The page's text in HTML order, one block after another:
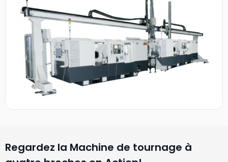
Regardez la Machine de tournage à